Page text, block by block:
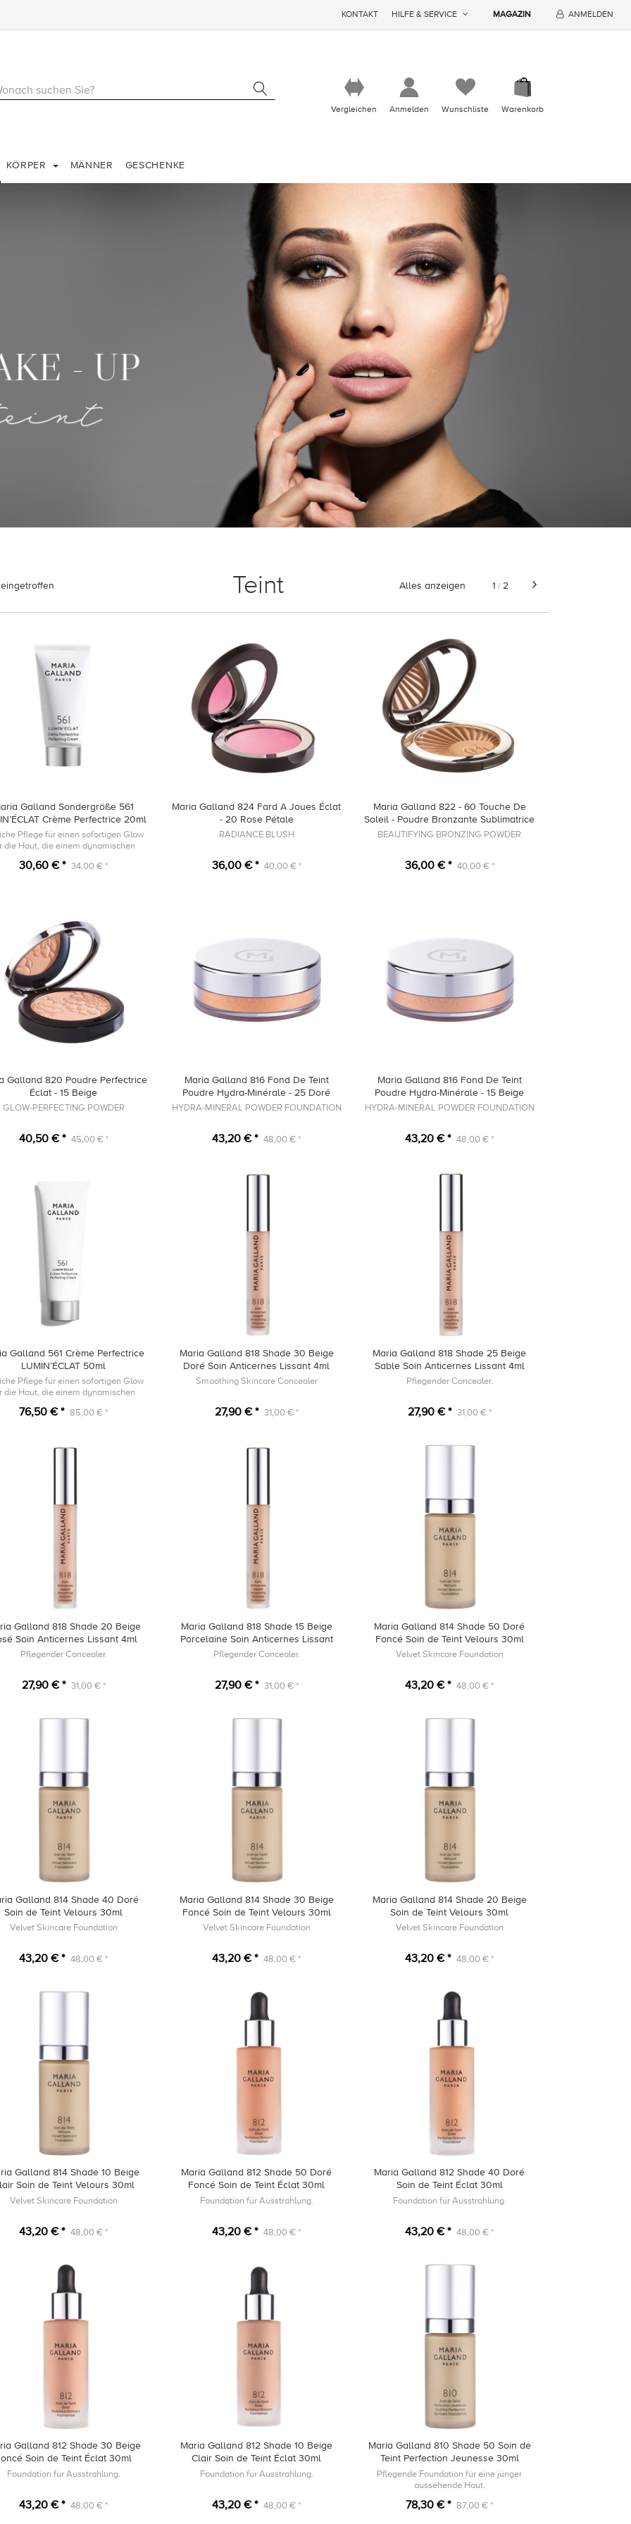
KONTAKT HILFE & SERVICE MAGAZIN ANMELDEN
Vergleichen Anmelden Wunschliste Warenkorb
KÖRPER MÄNNER GESCHENKE
Teint Alles anzeigen 1 / 2
Galland Sondergröße 561
Crème Perfectrice 20ml
Pflege für einen sofortigen Glow
die Haut, die einem dynamischen
30,60 € * 34,00 € *
Maria Galland 824 Fard A Joues Éclat
- 20 Rose Pétale
RADIANCE BLUSH
36,00 € * 40,00 € *
Maria Galland 822 - 60 Touche De
Soleil - Poudre Bronzante Sublimatrice
BEAUTIFYING BRONZING POWDER
36,00 € * 40,00 € *
Galland 820 Poudre Perfectrice
Éclat - 15 Beige
GLOW-PERFECTING POWDER
40,50 € * 45,00 € *
Maria Galland 816 Fond De Teint
Poudre Hydra-Minérale - 25 Doré
HYDRA-MINERAL POWDER FOUNDATION
43,20 € * 48,00 € *
Maria Galland 816 Fond De Teint
Poudre Hydra-Minérale - 15 Beige
HYDRA-MINERAL POWDER FOUNDATION
43,20 € * 48,00 € *
Galland 561 Crème Perfectrice
LUMIN’ÉCLAT 50ml
Pflege für einen sofortigen Glow
die Haut, die einem dynamischen
76,50 € * 85,00 € *
Maria Galland 818 Shade 30 Beige
Doré Soin Anticernes Lissant 4ml
Smoothing Skincare Concealer
27,90 € * 31,00 € *
Maria Galland 818 Shade 25 Beige
Sable Soin Anticernes Lissant 4ml
Pflegender Concealer.
27,90 € * 31,00 € *
Galland 818 Shade 20 Beige
Soin Anticernes Lissant 4ml
Pflegender Concealer.
27,90 € * 31,00 € *
Maria Galland 818 Shade 15 Beige
Porcelaine Soin Anticernes Lissant
4ml
Pflegender Concealer.
27,90 € * 31,00 € *
Maria Galland 814 Shade 50 Doré
Foncé Soin de Teint Velours 30ml
Velvet Skincare Foundation
43,20 € * 48,00 € *
Galland 814 Shade 40 Doré
Soin de Teint Velours 30ml
Velvet Skincare Foundation
43,20 € * 48,00 € *
Maria Galland 814 Shade 30 Beige
Foncé Soin de Teint Velours 30ml
Velvet Skincare Foundation
43,20 € * 48,00 € *
Maria Galland 814 Shade 20 Beige
Soin de Teint Velours 30ml
Velvet Skincare Foundation
43,20 € * 48,00 € *
Galland 814 Shade 10 Beige
Soin de Teint Velours 30ml
Velvet Skincare Foundation
43,20 € * 48,00 € *
Maria Galland 812 Shade 50 Doré
Foncé Soin de Teint Éclat 30ml
Foundation für Ausstrahlung.
43,20 € * 48,00 € *
Maria Galland 812 Shade 40 Doré
Soin de Teint Éclat 30ml
Foundation für Ausstrahlung.
43,20 € * 48,00 € *
Galland 812 Shade 30 Beige
Soin de Teint Éclat 30ml
Foundation für Ausstrahlung.
43,20 € * 48,00 € *
Maria Galland 812 Shade 10 Beige
Clair Soin de Teint Éclat 30ml
Foundation für Ausstrahlung.
43,20 € * 48,00 € *
Maria Galland 810 Shade 50 Soin de
Teint Perfection Jeunesse 30ml
Pflegende Foundation für eine jünger
aussehende Haut.
78,30 € * 87,00 € *